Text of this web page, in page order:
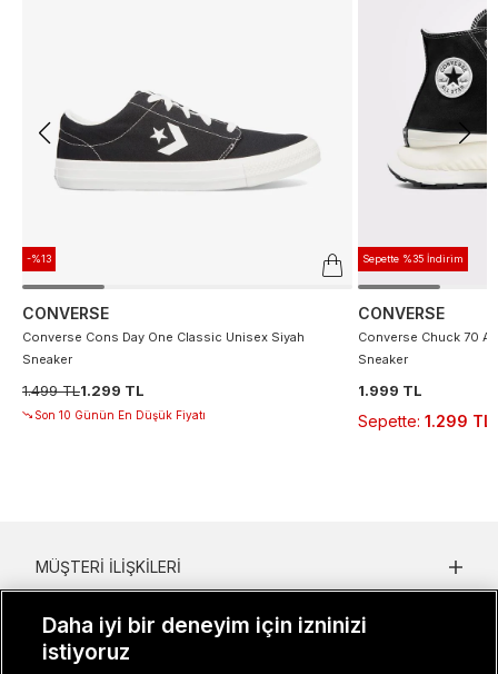
-%13
CONVERSE
Converse Cons Day One Classic Unisex Siyah
Sneaker
1.499 TL1.299 TL
Son 10 Günün En Düşük Fiyatı
Sepette %35 İndirim
CONVERSE
Converse Chuck 70
Sneaker
1.999 TL
Sepette: 1.299 TL
MÜŞTERI İLIŞKILERI
KURUMSAL
KADIN KATEGORILER
Daha iyi bir deneyim için izninizi
istiyoruz